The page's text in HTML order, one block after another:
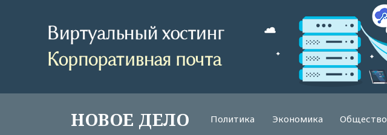
НОВОЕ ДЕЛО Политика Экономика Общество